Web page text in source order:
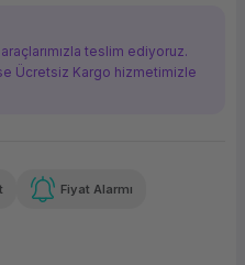
teslim ediyoruz.
Ücretsiz Kargo hizmetimizle
Fiyat Alarmı